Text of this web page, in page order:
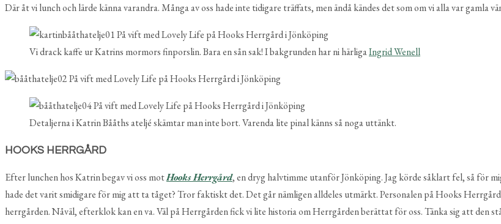
Där åt vi lunch och lärde känna varandra. Många av oss hade inte tidigare träffats, men ändå kändes det som om vi alla var gamla
Vi drack kaffe ur Katrins mormors finporslin. Bara en sån sak! I bakgrunden har ni härligaIngrid Wenell
Detaljerna i Katrin Bååths ateljé skämtar man inte bort. Varenda lite pinal känns så noga uttänkt.
HOOKS HERRGÅRD
Efter lunchen hos Katrin begav vi oss motHooks Herrgård, en dryg halvtimme utanför Jönköping. Jag körde såklart fel, så för
hade det varit smidigare för mig att ta tåget? Tror faktiskt det. Det går nämligen alldeles utmärkt. Personalen på Hooks
herrgården. Nåväl, efterklok kan en va. Väl på Herrgården fick vi lite historia om Herrgården berättat för oss. Tänka sig att den